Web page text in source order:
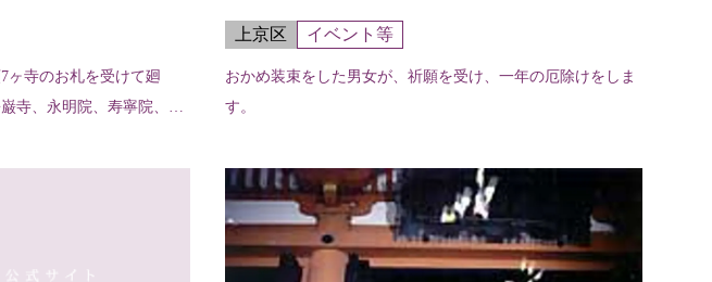
ヶ寺のお札を受けて廻
寺、永明院、寿寧院、妙
上京区 イベント等
おかめ装束をした男女が、祈願を受け、一年の厄除けをしま
す。